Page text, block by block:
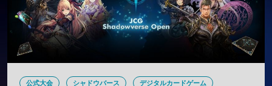
公式大会 シャドウバース デジタルカードゲーム